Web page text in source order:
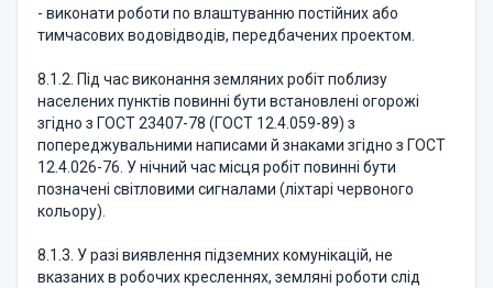
- виконати роботи по влаштуванню постійних або
тимчасових водовідводів, передбачених проектом.
8.1.2. Під час виконання земляних робіт поблизу
населених пунктів повинні бути встановлені огорожі
згідно з ГОСТ 23407-78 (ГОСТ 12.4.059-89) з
попереджувальними написами й знаками згідно з ГОСТ
12.4.026-76. У нічний час місця робіт повинні бути
позначені світловими сигналами (ліхтарі червоного
кольору).
8.1.3. У разі виявлення підземних комунікацій, не
вказаних в робочих кресленнях, земляні роботи слід